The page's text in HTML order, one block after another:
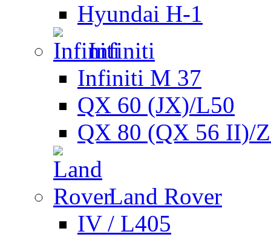
Hyundai H-1
Infiniti
Infiniti M 37
QX 60 (JX)/L50
QX 80 (QX 56 II)/
Land Rover
IV / L405